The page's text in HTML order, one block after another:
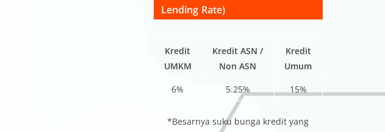
Lending Rate)
Kredit
UMKM
Kredit ASN /
Non ASN
Kredit
Umum
6%
5.25% 15%
*Besarnya suku bunga kredit yang